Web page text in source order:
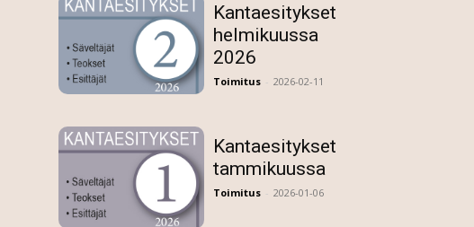
Kantaesitykset
helmikuussa
2026
Toimitus - 2026-02-11
Kantaesitykset
tammikuussa
Toimitus - 2026-01-06